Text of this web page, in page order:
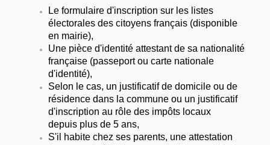
Le formulaire d'inscription sur les listes
électorales des citoyens français (disponible
en mairie),
Une pièce d'identité attestant de sa nationalité
française (passeport ou carte nationale
d'identité),
Selon le cas, un justificatif de domicile ou de
résidence dans la commune ou un justificatif
d'inscription au rôle des impôts locaux
depuis plus de 5 ans,
S'il habite chez ses parents, une attestation